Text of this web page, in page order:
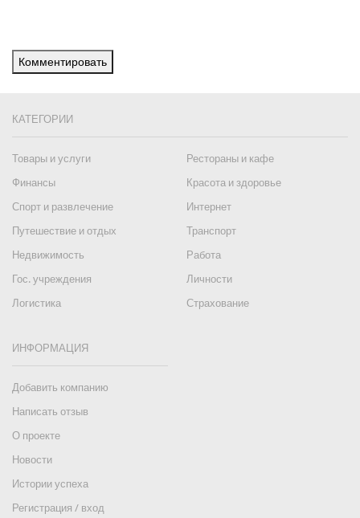
Комментировать
КАТЕГОРИИ
Товары и услуги
Рестораны и кафе
Финансы
Красота и здоровье
Спорт и развлечение
Интернет
Путешествие и отдых
Транспорт
Недвижимость
Работа
Гос. учреждения
Личности
Логистика
Страхование
ИНФОРМАЦИЯ
Добавить компанию
Написать отзыв
О проекте
Новости
Истории успеха
Регистрация / вход